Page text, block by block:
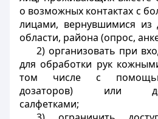
о возможных контактах с
лицами, вернувшимися из
области, района (опрос,
2) организовать при
для обработки рук
том числе с помощью
дозаторов) или
салфетками;